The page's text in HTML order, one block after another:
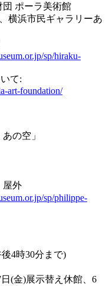
ポーラ美術館
、横浜市民ギャラリーあ
sp/hiraku-
て:
art-foundation/
の空」
屋外
sp/philippe-
4時30分まで)
(金)展示替え休館、6